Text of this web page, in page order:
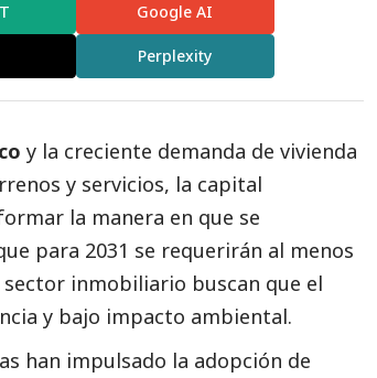
Google AI
Perplexity
y la creciente demanda de vivienda
y servicios, la capital
la manera en que se
para 2031 se requerirán al menos
sector inmobiliario buscan que el
y bajo impacto ambiental.
han impulsado la adopción de